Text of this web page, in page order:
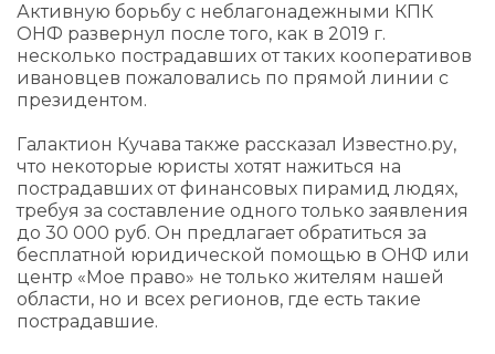
Активную борьбу с неблагонадежными КПК
ОНФ развернул после того, как в 2019 г.
несколько пострадавших от таких кооперативов
ивановцев пожаловались по прямой линии с
президентом.
Галактион Кучава также рассказал Известно.ру,
что некоторые юристы хотят нажиться на
пострадавших от финансовых пирамид людях,
требуя за составление одного только заявления
до 30 000 руб. Он предлагает обратиться за
бесплатной юридической помощью в ОНФ или
центр «Мое право» не только жителям нашей
области, но и всех регионов, где есть такие
пострадавшие.